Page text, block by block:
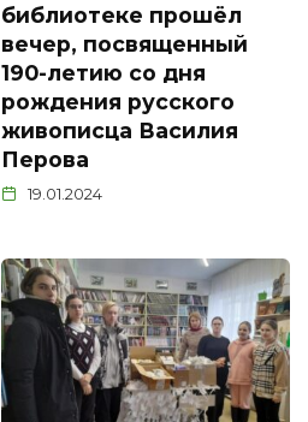
библиотеке прошёл
вечер, посвященный
190-летию со дня
рождения русского
живописца Василия
Перова
19.01.2024